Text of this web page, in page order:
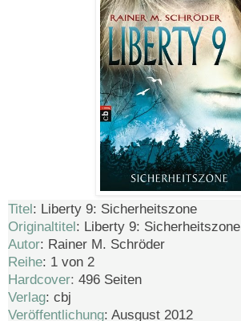
Titel: Liberty 9: Sicherheitszone
Originaltitel: Liberty 9: Sicherheitszone
Autor: Rainer M. Schröder
Reihe: 1 von 2
Hardcover: 496 Seiten
Verlag: cbj
Veröffentlichung: Ausgust 2012